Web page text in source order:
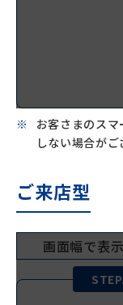
お客さまのス
しない場合が
ご来店型
画面幅で表
STEP.